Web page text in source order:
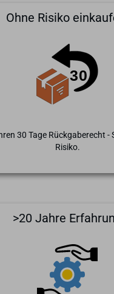
Ohne Risiko
30 Tage Rückgaberecht -
Risiko.
>20 Jahre